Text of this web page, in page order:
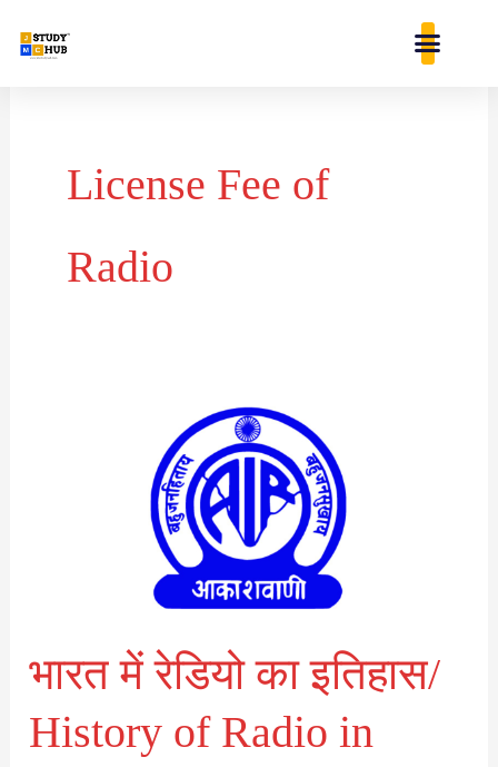
License Fee of
Radio
भारत में रेडियो का इतिहास/
History of Radio in
in
India